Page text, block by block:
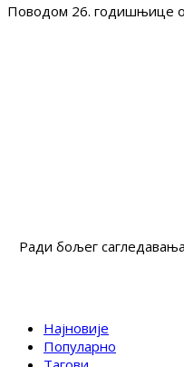
Поводом 26. годишњице
Ради бољег
Најновије
Популарно